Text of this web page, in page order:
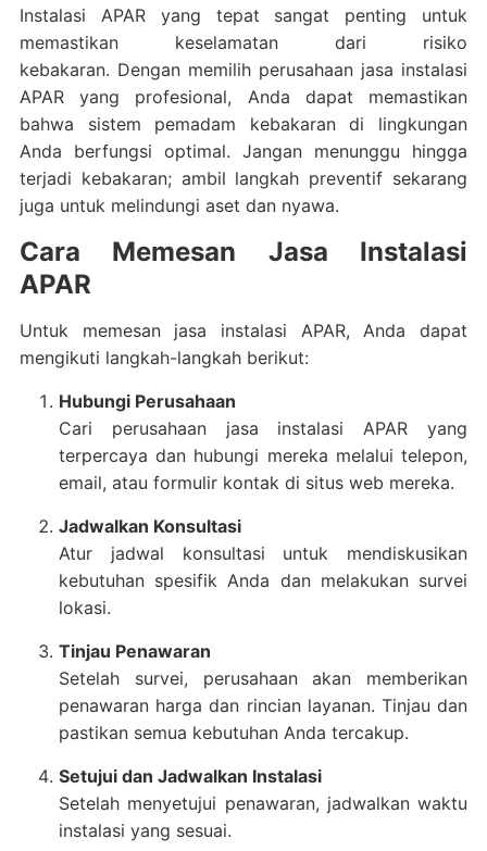
Instalasi APAR yang tepat sangat penting untuk
memastikan keselamatan dari risiko
kebakaran. Dengan memilih perusahaan jasa instalasi
APAR yang profesional, Anda dapat memastikan
bahwa sistem pemadam kebakaran di lingkungan
Anda berfungsi optimal.
Jangan menunggu hingga
terjadi kebakaran; ambil langkah preventif sekarang
juga untuk melindungi aset dan nyawa.
Cara Memesan Jasa Instalasi
APAR
Untuk memesan jasa instalasi APAR, Anda dapat
mengikuti langkah-langkah berikut:
Hubungi Perusahaan
Cari perusahaan jasa instalasi APAR yang
terpercaya dan hubungi mereka melalui telepon,
email, atau formulir kontak di situs web mereka.
Jadwalkan Konsultasi
Atur jadwal konsultasi untuk mendiskusikan
kebutuhan spesifik Anda dan melakukan survei
lokasi.
Tinjau Penawaran
Setelah survei, perusahaan akan memberikan
penawaran harga dan rincian layanan. Tinjau dan
pastikan semua kebutuhan Anda tercakup.
Setujui dan Jadwalkan Instalasi
Setelah menyetujui penawaran, jadwalkan waktu
instalasi yang sesuai.